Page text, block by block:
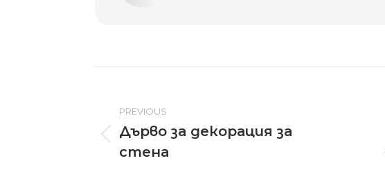
navigation
PREVIOUS
Previous
post:
Дърво за декорация за
стена